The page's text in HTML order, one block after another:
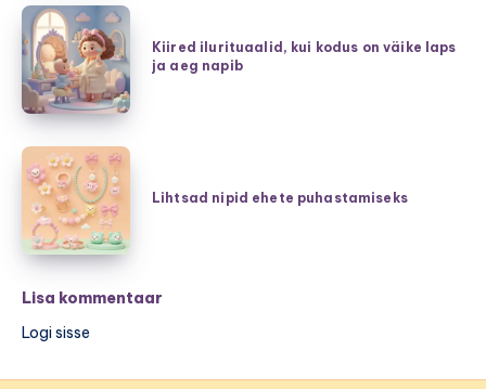
mugavus
ühes
burgund,
hubane
šikk
ning
pehmed
kudumid
Kiired
ilurituaalid,
kui
kodus
on
väike
laps
ja
aeg
napib
Kiired ilurituaalid, kui kodus on väike laps
ja aeg napib
Lihtsad
nipid
ehete
puhastamiseks
Lihtsad nipid ehete puhastamiseks
Lisa kommentaar
Logi sisse